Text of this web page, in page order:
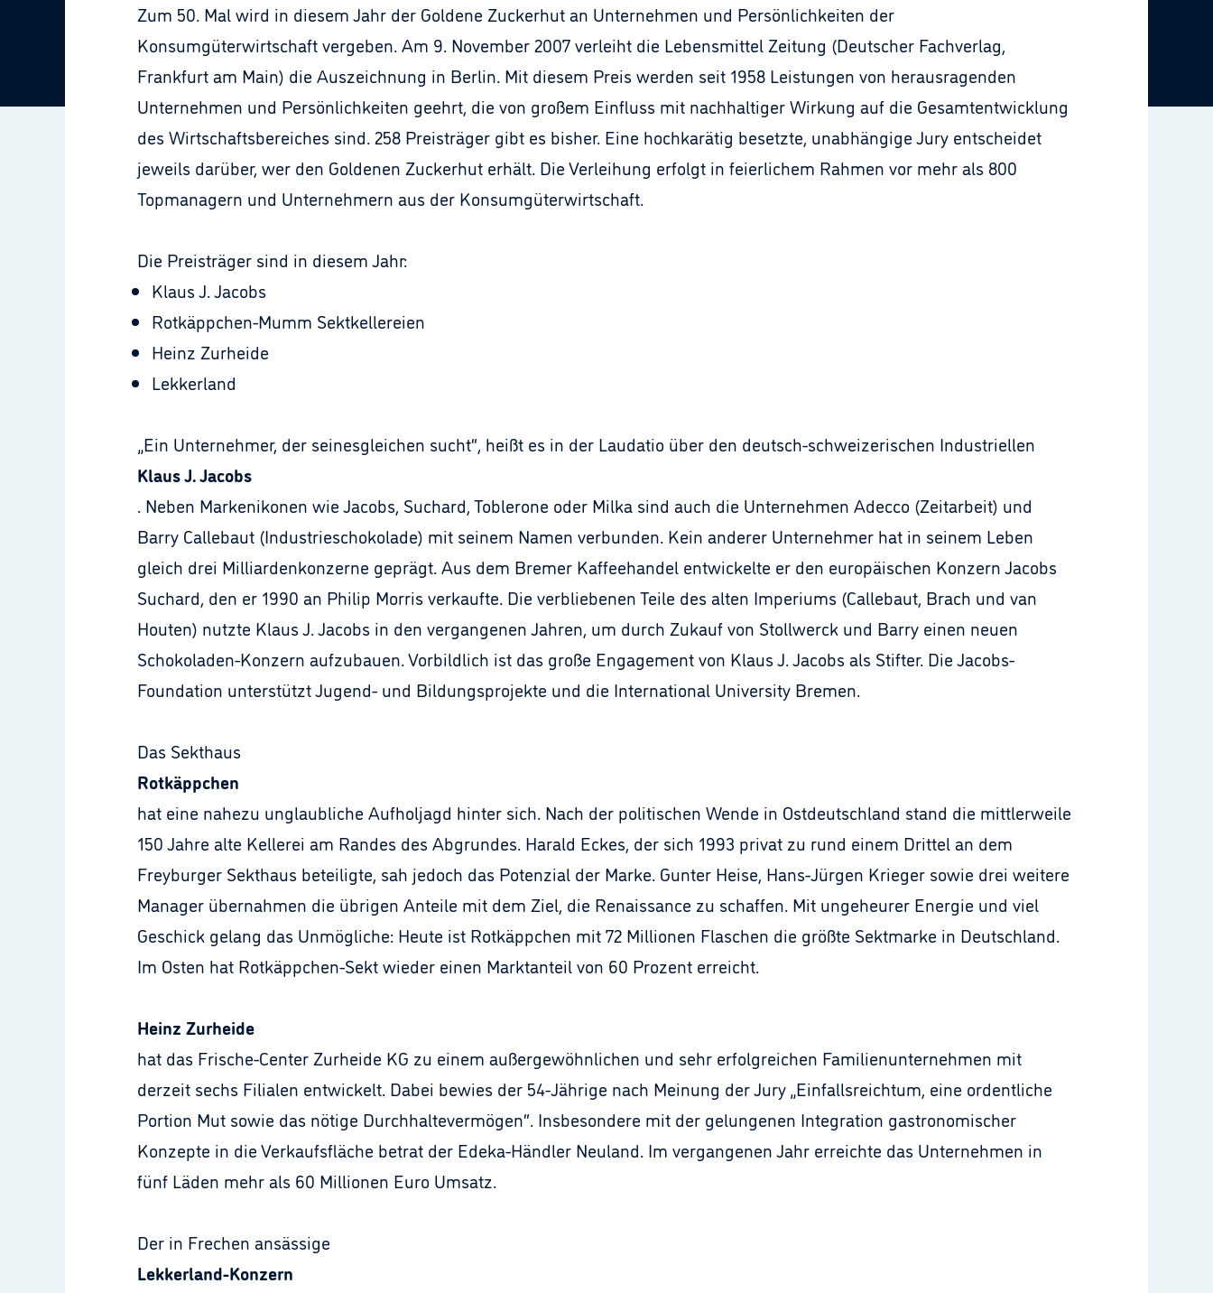
Zum 50. Mal wird in diesem Jahr der Goldene Zuckerhut an Unternehmen und Persönlichkeiten der
Konsumgüterwirtschaft vergeben. Am 9. November 2007 verleiht die Lebensmittel Zeitung (Deutscher Fachverlag,
Frankfurt am Main) die Auszeichnung in Berlin. Mit diesem Preis werden seit 1958 Leistungen von herausragenden
Unternehmen und Persönlichkeiten geehrt, die von großem Einfluss mit nachhaltiger Wirkung auf die Gesamtentwicklung
des Wirtschaftsbereiches sind. 258 Preisträger gibt es bisher. Eine hochkarätig besetzte, unabhängige Jury entscheidet
jeweils darüber, wer den Goldenen Zuckerhut erhält. Die Verleihung erfolgt in feierlichem Rahmen vor mehr als 800
Topmanagern und Unternehmern aus der Konsumgüterwirtschaft.
Die Preisträger sind in diesem Jahr:
Klaus J. Jacobs
Rotkäppchen-Mumm Sektkellereien
Heinz Zurheide
Lekkerland
„Ein Unternehmer, der seinesgleichen sucht“, heißt es in der Laudatio über den deutsch-schweizerischen Industriellen
Klaus J. Jacobs
. Neben Markenikonen wie Jacobs, Suchard, Toblerone oder Milka sind auch die Unternehmen Adecco (Zeitarbeit) und
Barry Callebaut (Industrieschokolade) mit seinem Namen verbunden. Kein anderer Unternehmer hat in seinem Leben
gleich drei Milliardenkonzerne geprägt. Aus dem Bremer Kaffeehandel entwickelte er den europäischen Konzern Jacobs
Suchard, den er 1990 an Philip Morris verkaufte. Die verbliebenen Teile des alten Imperiums (Callebaut, Brach und van
Houten) nutzte Klaus J. Jacobs in den vergangenen Jahren, um durch Zukauf von Stollwerck und Barry einen neuen
Schokoladen-Konzern aufzubauen. Vorbildlich ist das große Engagement von Klaus J. Jacobs als Stifter. Die Jacobs-
Foundation unterstützt Jugend- und Bildungsprojekte und die International University Bremen.
Das Sekthaus
Rotkäppchen
hat eine nahezu unglaubliche Aufholjagd hinter sich. Nach der politischen Wende in Ostdeutschland stand die mittlerweile
150 Jahre alte Kellerei am Randes des Abgrundes. Harald Eckes, der sich 1993 privat zu rund einem Drittel an dem
Freyburger Sekthaus beteiligte, sah jedoch das Potenzial der Marke. Gunter Heise, Hans-Jürgen Krieger sowie drei weitere
Manager übernahmen die übrigen Anteile mit dem Ziel, die Renaissance zu schaffen. Mit ungeheurer Energie und viel
Geschick gelang das Unmögliche: Heute ist Rotkäppchen mit 72 Millionen Flaschen die größte Sektmarke in Deutschland.
Im Osten hat Rotkäppchen-Sekt wieder einen Marktanteil von 60 Prozent erreicht.
Heinz Zurheide
hat das Frische-Center Zurheide KG zu einem außergewöhnlichen und sehr erfolgreichen Familienunternehmen mit
derzeit sechs Filialen entwickelt. Dabei bewies der 54-Jährige nach Meinung der Jury „Einfallsreichtum, eine ordentliche
Portion Mut sowie das nötige Durchhaltevermögen“. Insbesondere mit der gelungenen Integration gastronomischer
Konzepte in die Verkaufsfläche betrat der Edeka-Händler Neuland. Im vergangenen Jahr erreichte das Unternehmen in
fünf Läden mehr als 60 Millionen Euro Umsatz.
Der in Frechen ansässige
Lekkerland-Konzern